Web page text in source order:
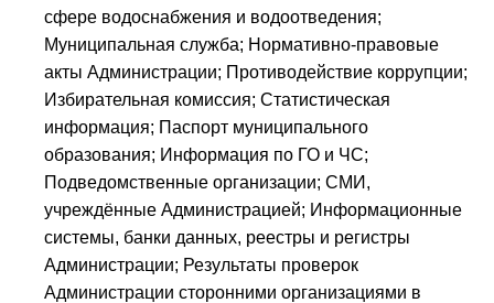
сфере водоснабжения и водоотведения;
Муниципальная служба; Нормативно-правовые
акты Администрации; Противодействие коррупции;
Избирательная комиссия; Статистическая
информация; Паспорт муниципального
образования; Информация по ГО и ЧС;
Подведомственные организации; СМИ,
учреждённые Администрацией; Информационные
системы, банки данных, реестры и регистры
Администрации; Результаты проверок
Администрации сторонними организациями в